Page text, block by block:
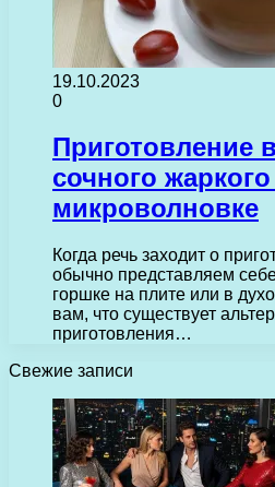
19.10.2023
0
Приготовление
сочного
микроволновке
Когда речь заходит о
обычно представляем
горшке на плите или в
вам, что существует
приготовления…
Свежие записи